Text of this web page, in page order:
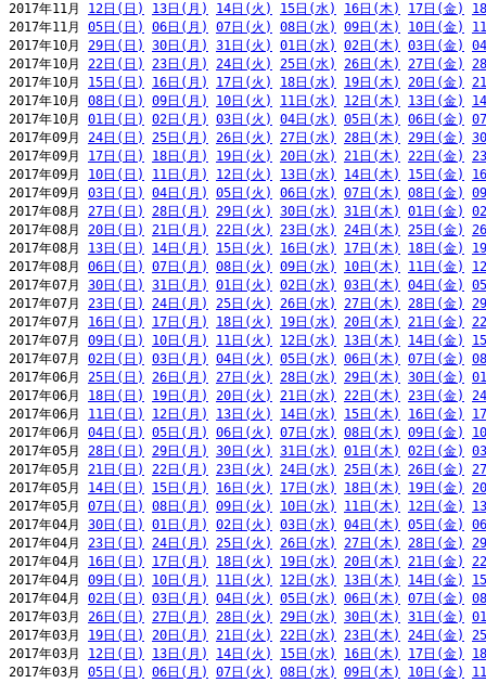
2017年11月 12日(日) 13日(月) 14日(火) 15日(水) 16日(木) 17日(金)
2017年11月 05日(日) 06日(月) 07日(火) 08日(水) 09日(木) 10日(金)
2017年10月 29日(日) 30日(月) 31日(火) 01日(水) 02日(木) 03日(金)
2017年10月 22日(日) 23日(月) 24日(火) 25日(水) 26日(木) 27日(金)
2017年10月 15日(日) 16日(月) 17日(火) 18日(水) 19日(木) 20日(金)
2017年10月 08日(日) 09日(月) 10日(火) 11日(水) 12日(木) 13日(金)
2017年10月 01日(日) 02日(月) 03日(火) 04日(水) 05日(木) 06日(金)
2017年09月 24日(日) 25日(月) 26日(火) 27日(水) 28日(木) 29日(金)
2017年09月 17日(日) 18日(月) 19日(火) 20日(水) 21日(木) 22日(金)
2017年09月 10日(日) 11日(月) 12日(火) 13日(水) 14日(木) 15日(金)
2017年09月 03日(日) 04日(月) 05日(火) 06日(水) 07日(木) 08日(金)
2017年08月 27日(日) 28日(月) 29日(火) 30日(水) 31日(木) 01日(金)
2017年08月 20日(日) 21日(月) 22日(火) 23日(水) 24日(木) 25日(金)
2017年08月 13日(日) 14日(月) 15日(火) 16日(水) 17日(木) 18日(金)
2017年08月 06日(日) 07日(月) 08日(火) 09日(水) 10日(木) 11日(金)
2017年07月 30日(日) 31日(月) 01日(火) 02日(水) 03日(木) 04日(金)
2017年07月 23日(日) 24日(月) 25日(火) 26日(水) 27日(木) 28日(金)
2017年07月 16日(日) 17日(月) 18日(火) 19日(水) 20日(木) 21日(金)
2017年07月 09日(日) 10日(月) 11日(火) 12日(水) 13日(木) 14日(金)
2017年07月 02日(日) 03日(月) 04日(火) 05日(水) 06日(木) 07日(金)
2017年06月 25日(日) 26日(月) 27日(火) 28日(水) 29日(木) 30日(金)
2017年06月 18日(日) 19日(月) 20日(火) 21日(水) 22日(木) 23日(金)
2017年06月 11日(日) 12日(月) 13日(火) 14日(水) 15日(木) 16日(金)
2017年06月 04日(日) 05日(月) 06日(火) 07日(水) 08日(木) 09日(金)
2017年05月 28日(日) 29日(月) 30日(火) 31日(水) 01日(木) 02日(金)
2017年05月 21日(日) 22日(月) 23日(火) 24日(水) 25日(木) 26日(金)
2017年05月 14日(日) 15日(月) 16日(火) 17日(水) 18日(木) 19日(金)
2017年05月 07日(日) 08日(月) 09日(火) 10日(水) 11日(木) 12日(金)
2017年04月 30日(日) 01日(月) 02日(火) 03日(水) 04日(木) 05日(金)
2017年04月 23日(日) 24日(月) 25日(火) 26日(水) 27日(木) 28日(金)
2017年04月 16日(日) 17日(月) 18日(火) 19日(水) 20日(木) 21日(金)
2017年04月 09日(日) 10日(月) 11日(火) 12日(水) 13日(木) 14日(金)
2017年04月 02日(日) 03日(月) 04日(火) 05日(水) 06日(木) 07日(金)
2017年03月 26日(日) 27日(月) 28日(火) 29日(水) 30日(木) 31日(金)
2017年03月 19日(日) 20日(月) 21日(火) 22日(水) 23日(木) 24日(金)
2017年03月 12日(日) 13日(月) 14日(火) 15日(水) 16日(木) 17日(金)
2017年03月 05日(日) 06日(月) 07日(火) 08日(水) 09日(木) 10日(金)